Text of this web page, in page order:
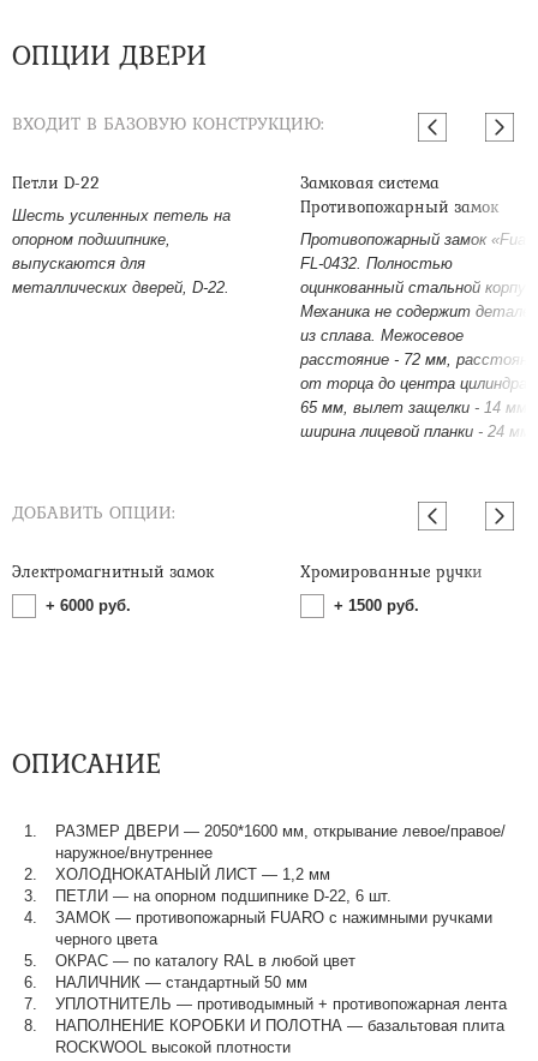
ОПЦИИ ДВЕРИ
ВХОДИТ В БАЗОВУЮ КОНСТРУКЦИЮ:
Петли D-22
Шесть усиленных петель на
опорном подшипнике,
выпускаются для
металлических дверей, D-22.
Замковая система
Противопожарный замок
Противопожарный замок
FL-0432. Полностью
оцинкованный стальной корпус.
Механика не содержит деталей
из сплава. Межосевое
расстояние - 72 мм,
от торца до центра цилиндра -
65 мм, вылет защелки - 14 мм,
ширина лицевой планки - 24 мм.
ДОБАВИТЬ ОПЦИИ:
Электромагнитный замок
+ 6000 руб.
Хромированные ручки
+ 1500 руб.
ОПИСАНИЕ
РАЗМЕР ДВЕРИ — 2050*1600 мм, открывание левое/правое/
наружное/внутреннее
ХОЛОДНОКАТАНЫЙ ЛИСТ — 1,2 мм
ПЕТЛИ — на опорном подшипнике D-22, 6 шт.
ЗАМОК — противопожарный FUARO с нажимными ручками
черного цвета
ОКРАС — по каталогу RAL в любой цвет​​​​​​​
НАЛИЧНИК — стандартный 50 мм
УПЛОТНИТЕЛЬ — противодымный + противопожарная лента
НАПОЛНЕНИЕ КОРОБКИ И ПОЛОТНА — базальтовая плита
ROCKWOOL высокой плотности